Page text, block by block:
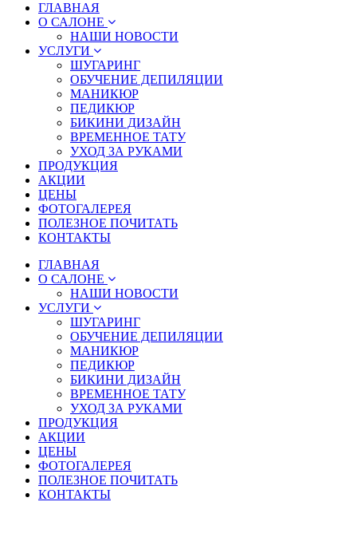
ГЛАВНАЯ
О САЛОНЕ
НАШИ НОВОСТИ
УСЛУГИ
ШУГАРИНГ
ОБУЧЕНИЕ ДЕПИЛЯЦИИ
МАНИКЮР
ПЕДИКЮР
БИКИНИ ДИЗАЙН
ВРЕМЕННОЕ ТАТУ
УХОД ЗА РУКАМИ
ПРОДУКЦИЯ
АКЦИИ
ЦЕНЫ
ФОТОГАЛЕРЕЯ
ПОЛЕЗНОЕ ПОЧИТАТЬ
КОНТАКТЫ
ГЛАВНАЯ
О САЛОНЕ
НАШИ НОВОСТИ
УСЛУГИ
ШУГАРИНГ
ОБУЧЕНИЕ ДЕПИЛЯЦИИ
МАНИКЮР
ПЕДИКЮР
БИКИНИ ДИЗАЙН
ВРЕМЕННОЕ ТАТУ
УХОД ЗА РУКАМИ
ПРОДУКЦИЯ
АКЦИИ
ЦЕНЫ
ФОТОГАЛЕРЕЯ
ПОЛЕЗНОЕ ПОЧИТАТЬ
КОНТАКТЫ